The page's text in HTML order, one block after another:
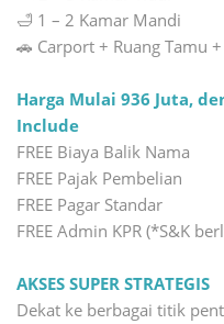
🛁 1 – 2 Kamar Mandi
🚗 Carport + Ruang Tamu
Harga Mulai 936 Juta,
Include
FREE Biaya Balik Nama
FREE Pajak Pembelian
FREE Pagar Standar
FREE Admin KPR (*S&K
AKSES SUPER STRATEGIS
Dekat ke berbagai titik